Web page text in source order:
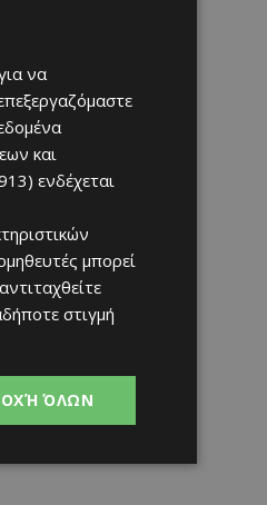
να
και
ενδέχεται
μπορεί
στιγμή
ΌΛΩΝ